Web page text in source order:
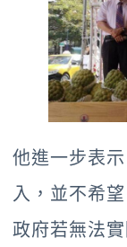
他進一步表
入，並不希
政府若無法